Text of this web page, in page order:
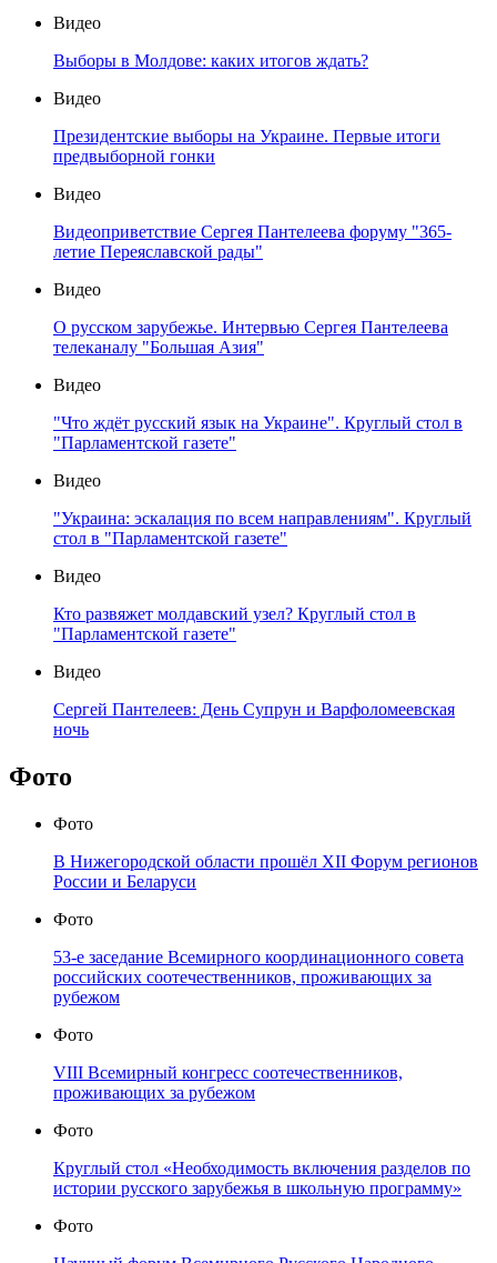
Видео
Выборы в Молдове: каких итогов ждать?
Видео
Президентские выборы на Украине. Первые итоги
предвыборной гонки
Видео
Видеоприветствие Сергея Пантелеева форуму "365-
летие Переяславской рады"
Видео
О русском зарубежье. Интервью Сергея Пантелеева
телеканалу "Большая Азия"
Видео
"Что ждёт русский язык на Украине". Круглый стол в
"Парламентской газете"
Видео
"Украина: эскалация по всем направлениям". Круглый
стол в "Парламентской газете"
Видео
Кто развяжет молдавский узел? Круглый стол в
"Парламентской газете"
Видео
Сергей Пантелеев: День Супрун и Варфоломеевская
ночь
Фото
Фото
В Нижегородской области прошёл XII Форум регионов
России и Беларуси
Фото
53-е заседание Всемирного координационного совета
российских соотечественников, проживающих за
рубежом
Фото
VIII Всемирный конгресс соотечественников,
проживающих за рубежом
Фото
Круглый стол «Необходимость включения разделов по
истории русского зарубежья в школьную программу»
Фото